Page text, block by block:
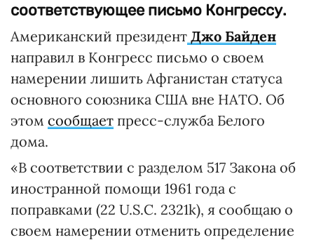
соответствующее письмо Конгрессу.
Американский президент Джо Байден
направил в Конгресс письмо о своем
намерении лишить Афганистан статуса
основного союзника США вне НАТО. Об
этом сообщает пресс-служба Белого
дома.
«В соответствии с разделом 517 Закона об
иностранной помощи 1961 года с
поправками (22 U.S.C. 2321k), я сообщаю о
своем намерении отменить определение